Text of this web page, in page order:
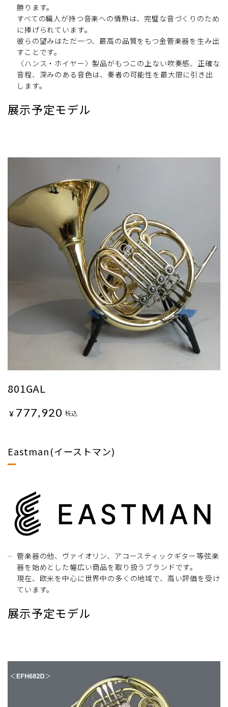
勝ります。
すべての職人が持つ音楽への情熱は、完璧な音づくりのため
に捧げられています。
彼らの望みはただ一つ、最高の品質をもつ金管楽器を生み出
すことです。
〈ハンス・ホイヤー〉製品がもつこの上ない吹奏感、正確な
音程、深みのある音色は、奏者の可能性を最大限に引き出
します。
展示予定モデル
801GAL
¥ 777,920 税込
Eastman(イーストマン)
管楽器の他、ヴァイオリン、アコースティックギター等弦楽
器を始めとした幅広い商品を取り扱うブランドです。
現在、欧米を中心に世界中の多くの地域で、高い評価を受け
ています。
展示予定モデル